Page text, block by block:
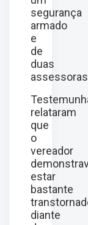
segurança
armado
e
de
duas
relataram
que
o
vereador
estar
bastante
diante